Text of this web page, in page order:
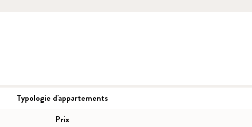
Typologie d'appartements
Prix